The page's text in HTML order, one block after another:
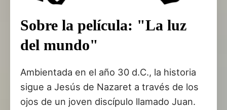
Sobre la película: "La luz
del mundo"
Ambientada en el año 30 d.C., la historia
sigue a Jesús de Nazaret a través de los
ojos de un joven discípulo llamado Juan.